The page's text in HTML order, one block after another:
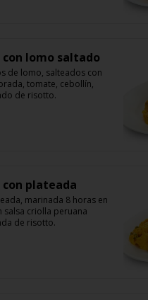
lomo saltado
de lomo, salteados con
tomate, cebollín,
de risotto.
con plateada
marinada 8 horas en
salsa criolla peruana
de risotto.